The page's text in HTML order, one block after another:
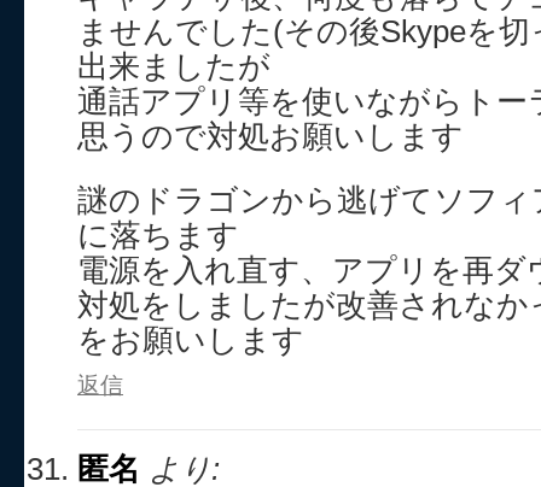
ませんでした(その後Skypeを
出来ましたが
通話アプリ等を使いながらト
思うので対処お願いします
謎のドラゴンから逃げてソフ
に落ちます
電源を入れ直す、アプリを再
対処をしましたが改善されな
をお願いします
返信
匿名 より: